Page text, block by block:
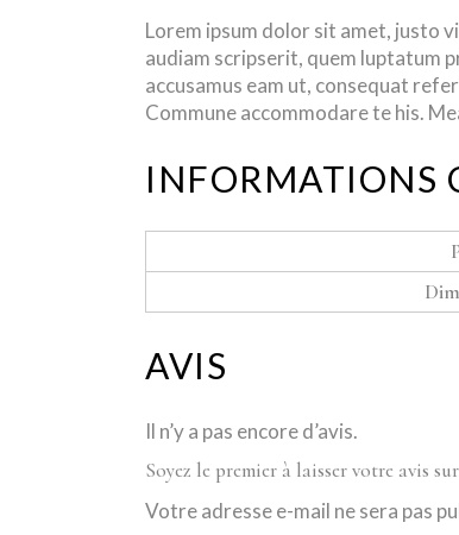
Lorem ipsum dolor sit amet, justo
audiam scripserit, quem luptatum
accusamus eam ut, consequat
Commune accommodare te his.
INFORMATIONS
AVIS
Il n’y a pas encore d’avis.
Soyez le premier à laisser votre avis
Votre adresse e-mail ne sera pas